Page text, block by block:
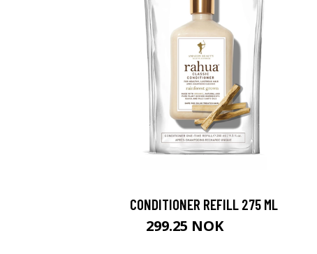
CONDITIONER REFILL 275 ML
299.25 NOK